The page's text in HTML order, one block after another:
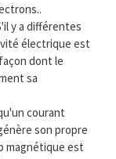
y a différentes
électrique est
dont le
sa
courant
son propre
magnétique est